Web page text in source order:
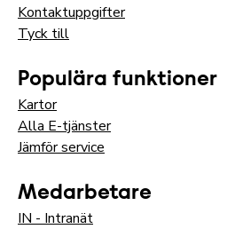
Kontaktuppgifter
Tyck till
Populära funktioner
Kartor
Alla E-tjänster
Jämför service
Medarbetare
IN - Intranät